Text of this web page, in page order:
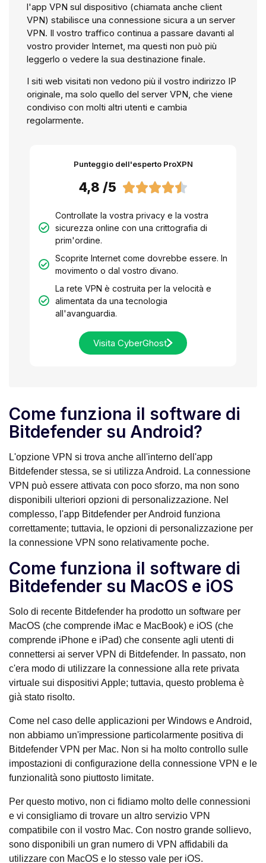
l'app VPN sul dispositivo (chiamata anche client
VPN) stabilisce una connessione sicura a un server
VPN. Il vostro traffico continua a passare davanti al
vostro provider Internet, ma questi non può più
leggerlo o vedere la sua destinazione finale.
I siti web visitati non vedono più il vostro indirizzo IP
originale, ma solo quello del server VPN, che viene
condiviso con molti altri utenti e cambia
regolarmente.
Punteggio dell'esperto ProXPN
4,8 /5 
Controllate la vostra privacy e la vostra
sicurezza online con una crittografia di
prim'ordine.
Scoprite Internet come dovrebbe essere. In
movimento o dal vostro divano.
La rete VPN è costruita per la velocità e
alimentata da una tecnologia
all'avanguardia.
Visita CyberGhost
Come funziona il software di
Bitdefender su Android?
L'opzione VPN si trova anche all'interno dell'app
Bitdefender stessa, se si utilizza Android. La connessione
VPN può essere attivata con poco sforzo, ma non sono
disponibili ulteriori opzioni di personalizzazione. Nel
complesso, l'app Bitdefender per Android funziona
correttamente; tuttavia, le opzioni di personalizzazione per
la connessione VPN sono relativamente poche.
Come funziona il software di
Bitdefender su MacOS e iOS
Solo di recente Bitdefender ha prodotto un software per
MacOS (che comprende iMac e MacBook) e iOS (che
comprende iPhone e iPad) che consente agli utenti di
connettersi ai server VPN di Bitdefender. In passato, non
c'era modo di utilizzare la connessione alla rete privata
virtuale sui dispositivi Apple; tuttavia, questo problema è
già stato risolto.
Come nel caso delle applicazioni per Windows e Android,
non abbiamo un'impressione particolarmente positiva di
Bitdefender VPN per Mac. Non si ha molto controllo sulle
impostazioni di configurazione della connessione VPN e le
funzionalità sono piuttosto limitate.
Per questo motivo, non ci fidiamo molto delle connessioni
e vi consigliamo di trovare un altro servizio VPN
compatibile con il vostro Mac. Con nostro grande sollievo,
sono disponibili un gran numero di VPN affidabili da
utilizzare con MacOS e lo stesso vale per iOS.